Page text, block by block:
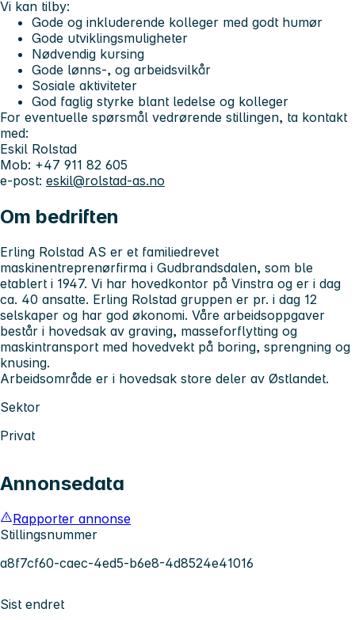
Vi kan tilby:
Gode og inkluderende kolleger med godt humør
Gode utviklingsmuligheter
Nødvendig kursing
Gode lønns-, og arbeidsvilkår
Sosiale aktiviteter
God faglig styrke blant ledelse og kolleger
For eventuelle spørsmål vedrørende stillingen, ta kontakt
med:
Eskil Rolstad
Mob: +47 911 82 605
e-post: eskil@rolstad-as.no
Om bedriften
Erling Rolstad AS er et familiedrevet
maskinentreprenørfirma i Gudbrandsdalen, som ble
etablert i 1947. Vi har hovedkontor på Vinstra og er i dag
ca. 40 ansatte. Erling Rolstad gruppen er pr. i dag 12
selskaper og har god økonomi. Våre arbeidsoppgaver
består i hovedsak av graving, masseforflytting og
maskintransport med hovedvekt på boring, sprengning og
knusing.
Arbeidsområde er i hovedsak store deler av Østlandet.
Sektor
Privat
Annonsedata
Rapporter annonse
Stillingsnummer
a8f7cf60-caec-4ed5-b6e8-4d8524e41016
Sist endret